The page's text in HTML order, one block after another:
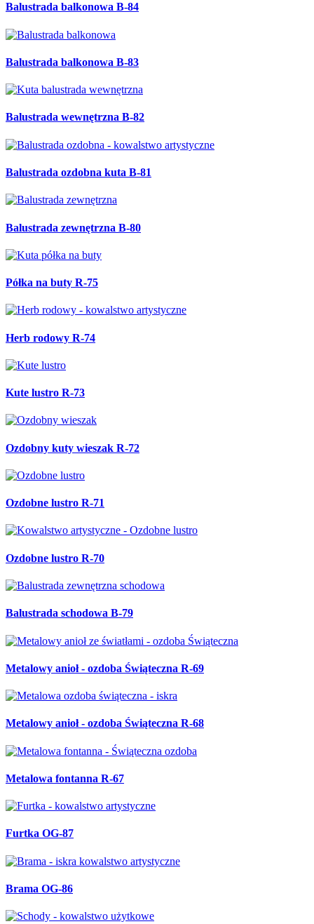
Balustrada balkonowa B-84
Balustrada balkonowa B-83
Balustrada wewnętrzna B-82
Balustrada ozdobna kuta B-81
Balustrada zewnętrzna B-80
Półka na buty R-75
Herb rodowy R-74
Kute lustro R-73
Ozdobny kuty wieszak R-72
Ozdobne lustro R-71
Ozdobne lustro R-70
Balustrada schodowa B-79
Metalowy anioł - ozdoba Świąteczna R-69
Metalowy anioł - ozdoba Świąteczna R-68
Metalowa fontanna R-67
Furtka OG-87
Brama OG-86